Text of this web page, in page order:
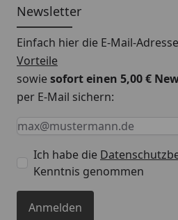
Newsletter
Einfach hier die E-Mail-
Vorteile
sowiesofort einen 5,00 €
per E-Mail sichern:
Keine Eingabe erforderlich
Eingabe erforderlich
E-Mail *
Ich habe die
Kenntnis genommen
Anmelden